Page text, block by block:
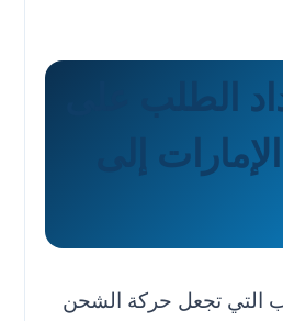
الطلب على
إلى
التي تجعل حركة الشحن